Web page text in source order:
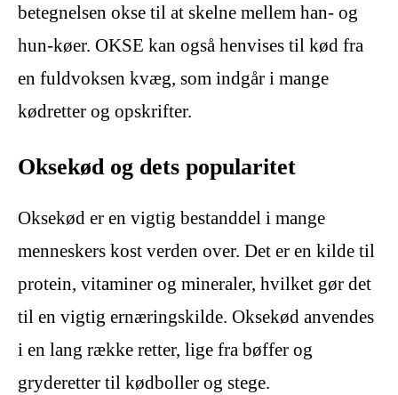
betegnelsen okse til at skelne mellem han- og
hun-køer. OKSE kan også henvises til kød fra
en fuldvoksen kvæg, som indgår i mange
kødretter og opskrifter.
Oksekød og dets popularitet
Oksekød er en vigtig bestanddel i mange
menneskers kost verden over. Det er en kilde til
protein, vitaminer og mineraler, hvilket gør det
til en vigtig ernæringskilde. Oksekød anvendes
i en lang række retter, lige fra bøffer og
gryderetter til kødboller og stege.